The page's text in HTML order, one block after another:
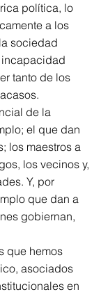
política, lo
a los
sociedad
incapacidad
tanto de los
de la
el que dan
los maestros a
los vecinos y,
Y, por
que dan a
gobiernan,
que hemos
asociados
en